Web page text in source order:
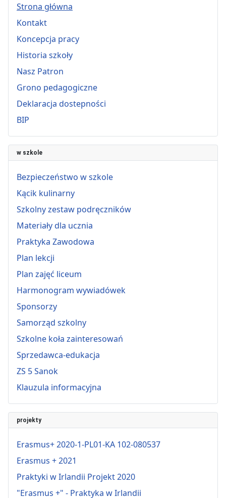
Strona główna
Kontakt
Koncepcja pracy
Historia szkoły
Nasz Patron
Grono pedagogiczne
Deklaracja dostepności
BIP
w szkole
Bezpieczeństwo w szkole
Kącik kulinarny
Szkolny zestaw podręczników
Materiały dla ucznia
Praktyka Zawodowa
Plan lekcji
Plan zajęć liceum
Harmonogram wywiadówek
Sponsorzy
Samorząd szkolny
Szkolne koła zainteresowań
Sprzedawca-edukacja
ZS 5 Sanok
Klauzula informacyjna
projekty
Erasmus+ 2020-1-PL01-KA 102-080537
Erasmus + 2021
Praktyki w Irlandii Projekt 2020
"Erasmus +" - Praktyka w Irlandii